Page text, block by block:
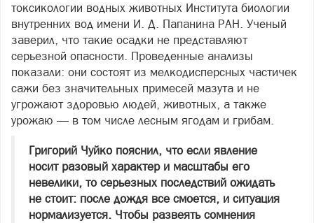
токсикологии водных животных Института биологии
внутренних вод имени И. Д. Папанина РАН. Ученый
заверил, что такие осадки не представляют
серьезной опасности. Проведенные анализы
показали: они состоят из мелкодисперсных частичек
сажи без значительных примесей мазута и не
угрожают здоровью людей, животных, а также
урожаю — в том числе лесным ягодам и грибам.
Григорий Чуйко пояснил, что если явление
носит разовый характер и масштабы его
невелики, то серьезных последствий ожидать
не стоит: после дождя все смоется, и ситуация
нормализуется. Чтобы развеять сомнения